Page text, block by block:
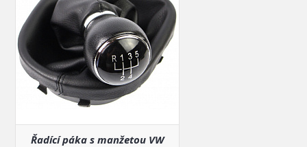
Řadící páka s manžetou VW